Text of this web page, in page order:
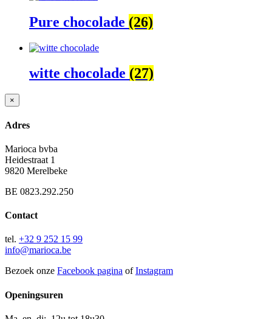
Pure chocolade (26)
witte chocolade (27)
Close
product
view
×
Adres
Marioca bvba
Heidestraat 1
9820 Merelbeke
BE 0823.292.250
Contact
tel. +32 9 252 15 99
info@marioca.be
Bezoek onze Facebook pagina ofInstagram
Openingsuren